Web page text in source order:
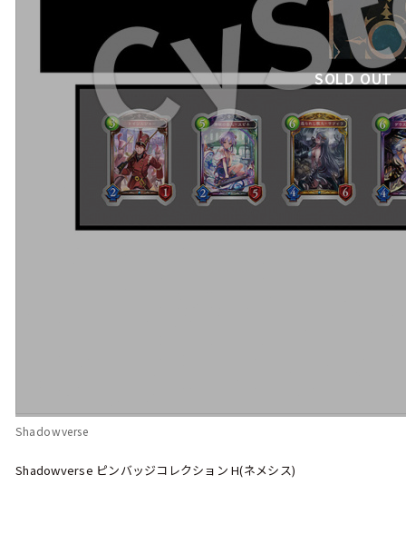
SOLD OUT
Shadowverse
Shadowverse ピンバッジコレクション H(ネメシス)